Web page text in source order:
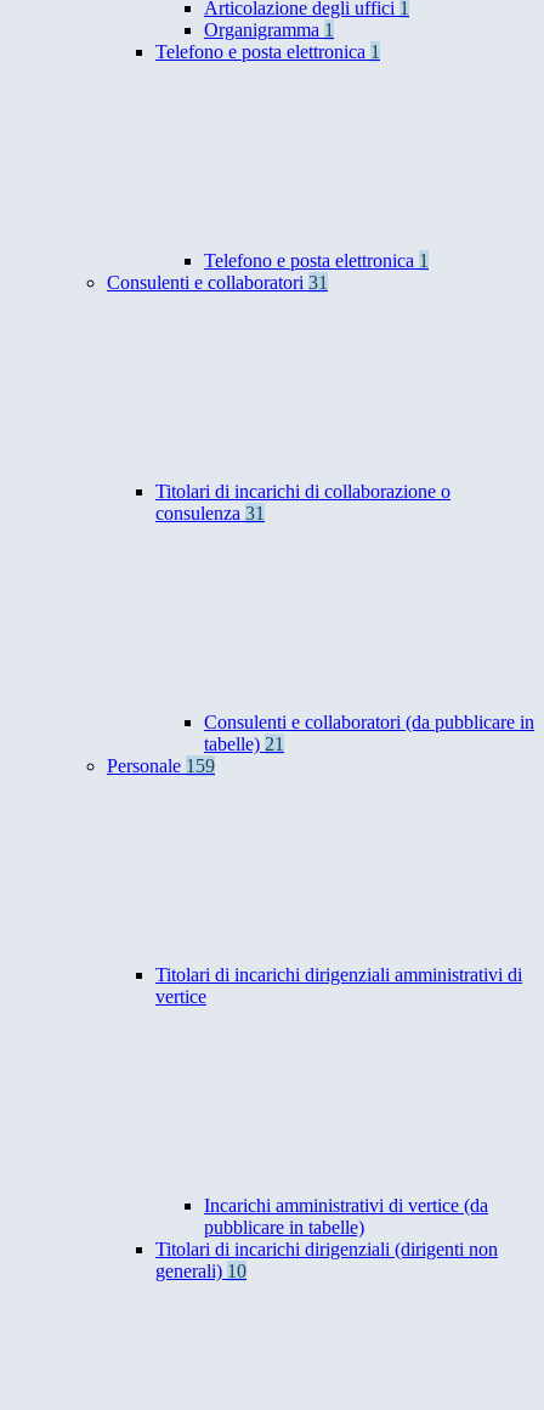
Articolazione degli uffici 1
Organigramma 1
Telefono e posta elettronica 1
Telefono e posta elettronica 1
Consulenti e collaboratori 31
Titolari di incarichi di collaborazione o
consulenza 31
Consulenti e collaboratori (da pubblicare in
tabelle) 21
Personale 159
Titolari di incarichi dirigenziali amministrativi di
vertice
Incarichi amministrativi di vertice (da
pubblicare in tabelle)
Titolari di incarichi dirigenziali (dirigenti non
generali) 10